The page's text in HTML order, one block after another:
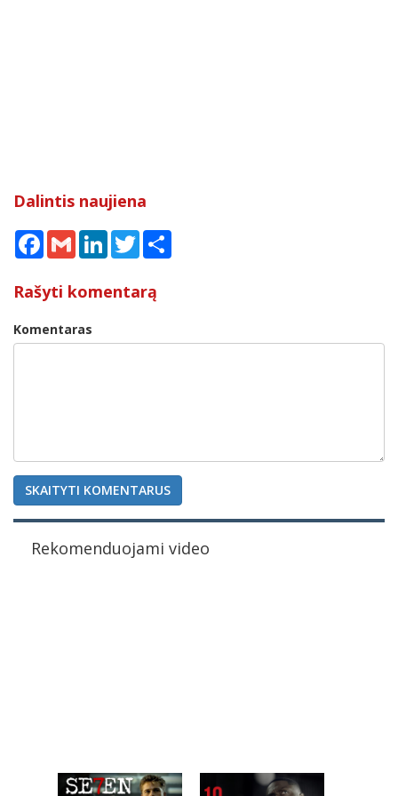
Dalintis naujiena
Facebook
Gmail LinkedInTwitter
Rašyti komentarą
Komentaras
SKAITYTI KOMENTARUS
Rekomenduojami video